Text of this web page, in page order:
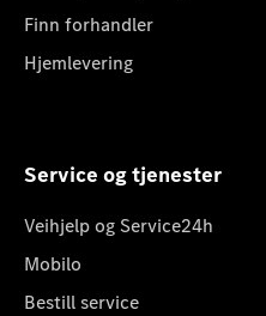
Finn forhandler
Hjemlevering
Service og tjenester
Veihjelp og Service24h
Mobilo
Bestill service